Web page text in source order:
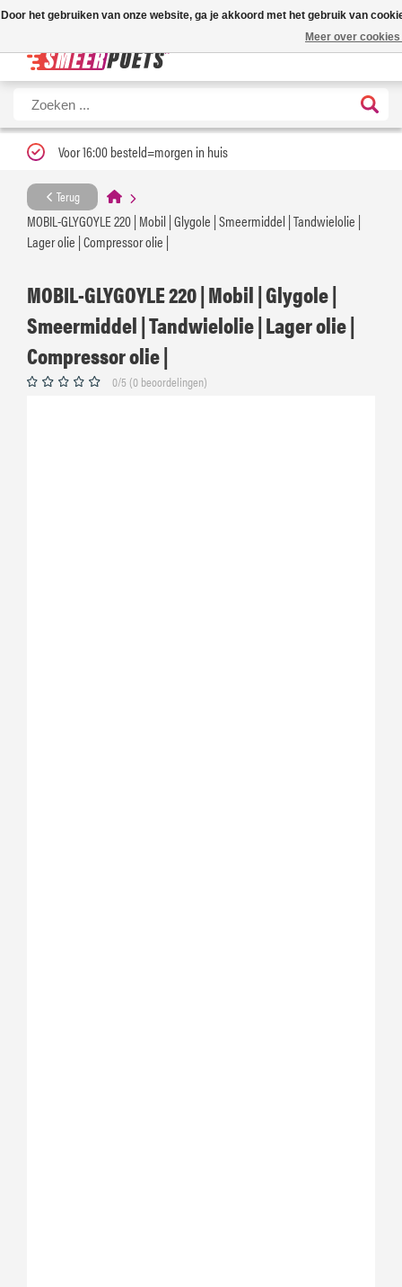
Nieuwe levertijd: 1 tot 3 werkdagen | Nu 25% korting op gehele
Voor 16:00 besteld=morgen in huis
Terug
MOBIL-GLYGOYLE 220 | Mobil | Glygole | Smeermiddel | Tandwielolie |
Lager olie | Compressor olie |
MOBIL-GLYGOYLE 220 | Mobil | Glygole |
Smeermiddel | Tandwielolie | Lager olie |
Compressor olie |
0/5 (0 beoordelingen)
Door het gebruiken van onze website, ga je akkoord met het gebruik van
Meer over cookies